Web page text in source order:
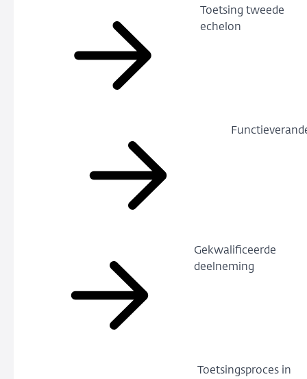
Toetsing tweede
echelon
Gekwalificeerde
deelneming
Toetsingsproces in